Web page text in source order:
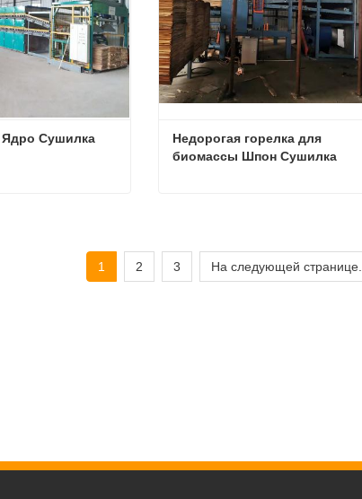
Сушилка
Недорогая горелка для
биомассы Шпон Сушилка
1
2 3 На следующей странице.